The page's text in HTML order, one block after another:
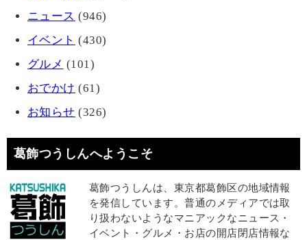
ニュース (946)
イベント (430)
グルメ (101)
おでかけ (61)
お知らせ (326)
葛飾つうしんへようこそ
葛飾つうしんは、東京都葛飾区の地域情報
を発信しています。普通のメディアでは取
り扱わないようなマニアックなニュース・
イベント・グルメ・お店の開店閉店情報な